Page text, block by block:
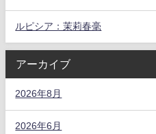
ルピシア：茉莉春毫
アーカイブ
2026年8月
2026年6月